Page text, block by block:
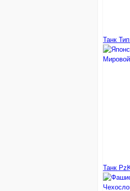
Танк
Танк